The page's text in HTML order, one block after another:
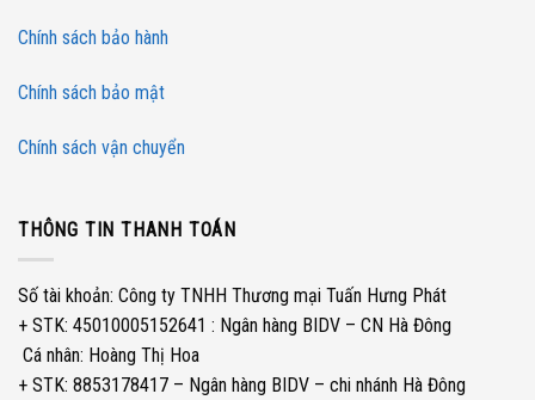
Chính sách bảo hành
Chính sách bảo mật
Chính sách vận chuyển
THÔNG TIN THANH TOÁN
Số tài khoản: Công ty TNHH Thương mại Tuấn Hưng Phát
+ STK: 45010005152641 : Ngân hàng BIDV – CN Hà Đông
­ Cá nhân: Hoàng Thị Hoa
+ STK: 8853178417 – Ngân hàng BIDV – chi nhánh Hà Đông